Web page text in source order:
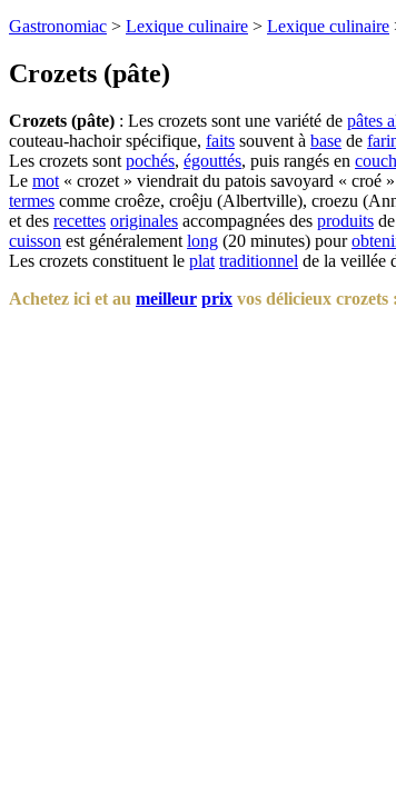
Gastronomiac > Lexique culinaire > Lexique culinaire
Crozets (pâte)
Crozets (pâte) : Les crozets sont une variété de pâtes
couteau-hachoir spécifique, faits souvent à base de
Les crozets sont pochés, égouttés, puis rangés en
Le mot « crozet » viendrait du patois savoyard « croé
termes comme croêze, croêju (Albertville), croezu
et des recettes originales accompagnées des produits
cuisson est généralement long (20 minutes) pour
Les crozets constituent le plat traditionnel de la veillée
Achetez ici et au meilleur prix vos délicieux crozets :